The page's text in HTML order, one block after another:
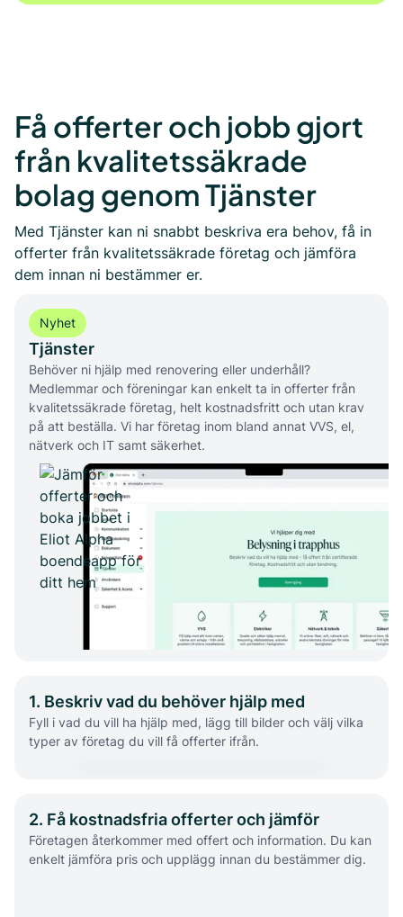
Få offerter och jobb gjort
från kvalitetssäkrade
bolag genom Tjänster
Med Tjänster kan ni snabbt beskriva era behov, få in
offerter från kvalitetssäkrade företag och jämföra
dem innan ni bestämmer er.
Nyhet
Tjänster
Behöver ni hjälp med renovering eller underhåll?
Medlemmar och föreningar kan enkelt ta in offerter från
kvalitetssäkrade företag, helt kostnadsfritt och utan krav
på att beställa. Vi har företag inom bland annat VVS, el,
nätverk och IT samt säkerhet.
1. Beskriv vad du behöver hjälp med
Fyll i vad du vill ha hjälp med, lägg till bilder och välj vilka
typer av företag du vill få offerter ifrån.
2. Få kostnadsfria offerter och jämför
Företagen återkommer med offert och information. Du kan
enkelt jämföra pris och upplägg innan du bestämmer dig.